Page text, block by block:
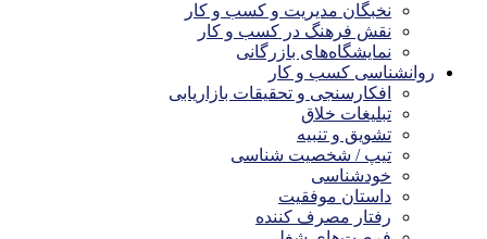
نخبگان مدیریت و کسب و کار
نقش فرهنگ در کسب و کار
نمایشگاه‌های بازرگانی
روانشناسی کسب و کار
افکارسنجی و تحقیقات بازاریابی
تبلیغات خلاق
تشویق و تنبیه
تیپ / شخصیت شناسی
خودشناسی
داستان موفقیت
رفتار مصرف کننده